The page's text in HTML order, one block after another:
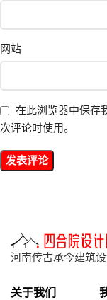
网站
在此浏览器中保存
次评论时使用。
河南传古承今建筑
关于我们